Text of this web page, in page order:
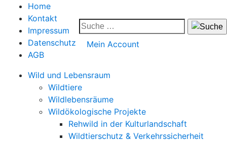
Home
Kontakt
Impressum
Datenschutz
AGB
Mein Account
Wild und Lebensraum
Wildtiere
Wildlebensräume
Wildökologische Projekte
Rehwild in der Kulturlandschaft
Wildtierschutz & Verkehrssicherheit